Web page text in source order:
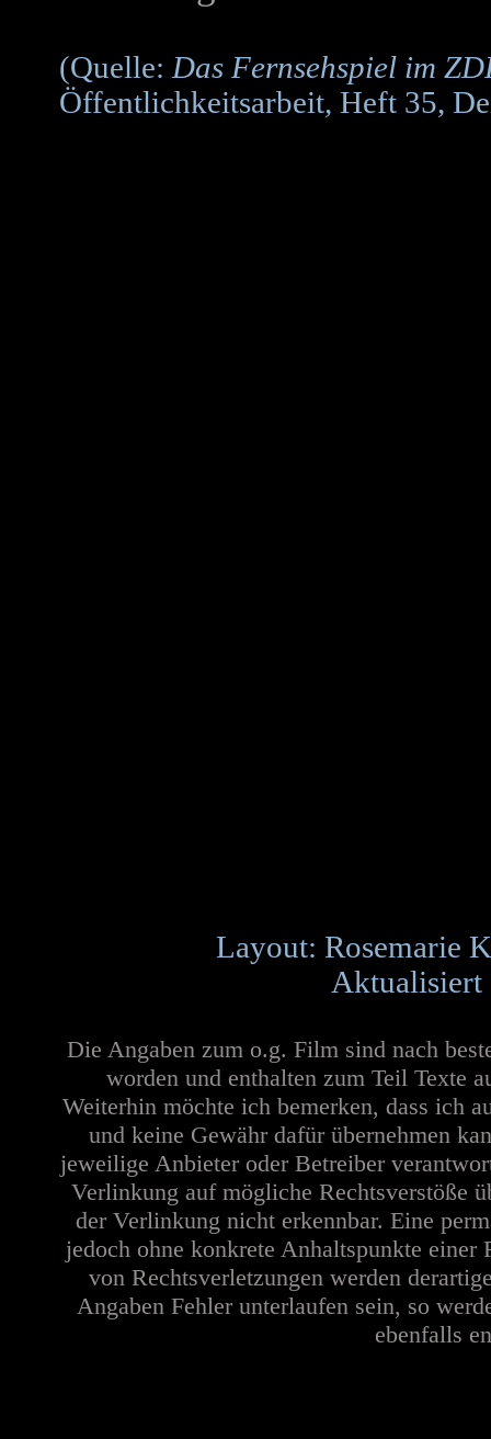
(Quelle: Das Fernsehspiel im
Öffentlichkeitsarbeit, Heft 35,
Layout: Rosemarie
Aktualisiert
Die Angaben zum o.g. Film sind nach
worden und enthalten zum Teil Texte
Weiterhin möchte ich bemerken, dass ich
und keine Gewähr dafür übernehmen
jeweilige Anbieter oder Betreiber
Verlinkung auf mögliche Rechtsverstöße
der Verlinkung nicht erkennbar. Eine
jedoch ohne konkrete Anhaltspunkte
von Rechtsverletzungen werden
Angaben Fehler unterlaufen sein, so
ebenfalls